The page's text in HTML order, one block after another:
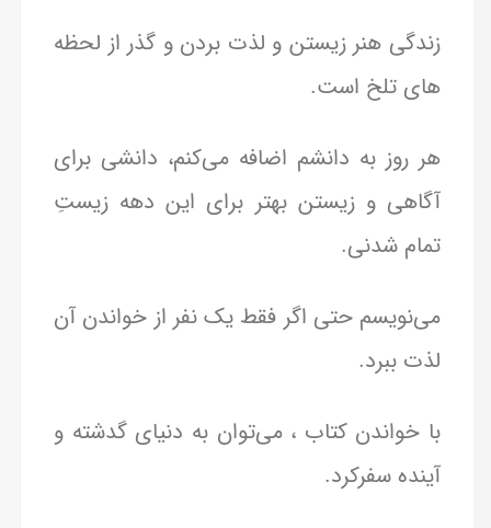
زندگی هنر زیستن و لذت بردن و گذر از لحظه
های تلخ است.
هر روز به دانشم اضافه می‌کنم، دانشی برای
آگاهی و زیستن بهتر برای این دهه زیستِ
تمام شدنی.
می‌نویسم حتی اگر فقط یک نفر از خواندن آن
لذت ببرد.
با خواندن کتاب ، می‌توان به دنیای گدشته و
آینده سفرکرد.